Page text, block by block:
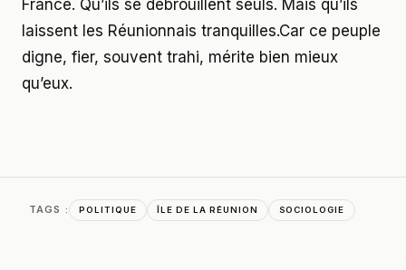
France. Qu’ils se débrouillent seuls. Mais qu’ils
laissent les Réunionnais tranquilles.Car ce peuple
digne, fier, souvent trahi, mérite bien mieux
qu’eux.
TAGS : POLITIQUE ÎLE DE LA RÉUNION SOCIOLOGIE